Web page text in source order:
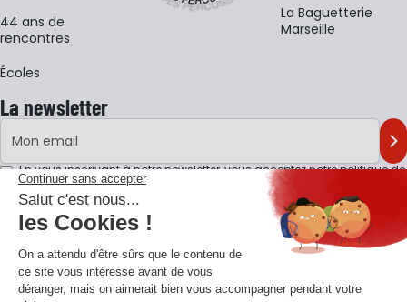
44 ans de
rencontres
Écoles
La Baguetterie
Marseille
La newsletter
Adresse e-mail
En vous inscrivant à notre newsletter, vous acceptez notrepolitique de
confidentialité.
Retrouvons-nous sur